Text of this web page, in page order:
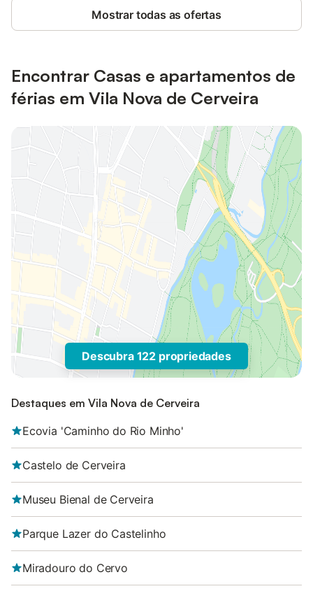
Mostrar todas as ofertas
Encontrar Casas e apartamentos de
férias em Vila Nova de Cerveira
Descubra 122 propriedades
Destaques em Vila Nova de Cerveira
Ecovia 'Caminho do Rio Minho'
Castelo de Cerveira
Museu Bienal de Cerveira
Parque Lazer do Castelinho
Miradouro do Cervo